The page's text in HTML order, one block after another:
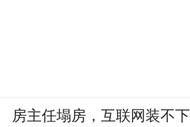
房主任塌房，互联网装不下